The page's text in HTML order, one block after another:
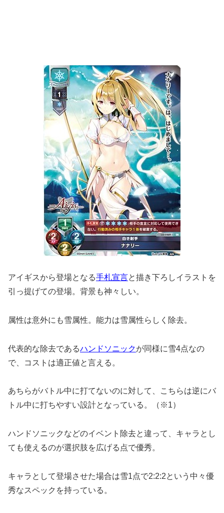
アイギスから登場となる手札宣言と描き下ろしイラストを
引っ提げての登場。背景も神々しい。
属性は意外にも雪属性。能力は雪属性らしく除去。
代表的な除去であるハンドソニックが同様に雪4点なの
で、コストは適正値と言える。
あちらがバトル中に打てないのに対して、こちらは逆にバ
トル中に打ちやすい設計となっている。（※1）
ハンドソニックなどのイベント除去と違って、キャラとし
ても使えるのが選択肢を広げる点で優秀。
キャラとして登場させた場合は雪1点で2:2:2という中々優
秀なスペックを持っている。